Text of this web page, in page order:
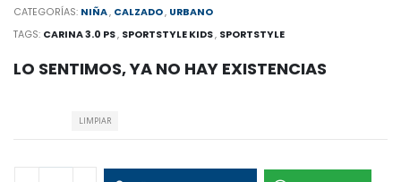
CATEGORÍAS: NIÑA, CALZADO, URBANO
TAGS: CARINA 3.0 PS, SPORTSTYLE KIDS, SPORTSTYLE
LO SENTIMOS, YA NO HAY EXISTENCIAS
LIMPIAR